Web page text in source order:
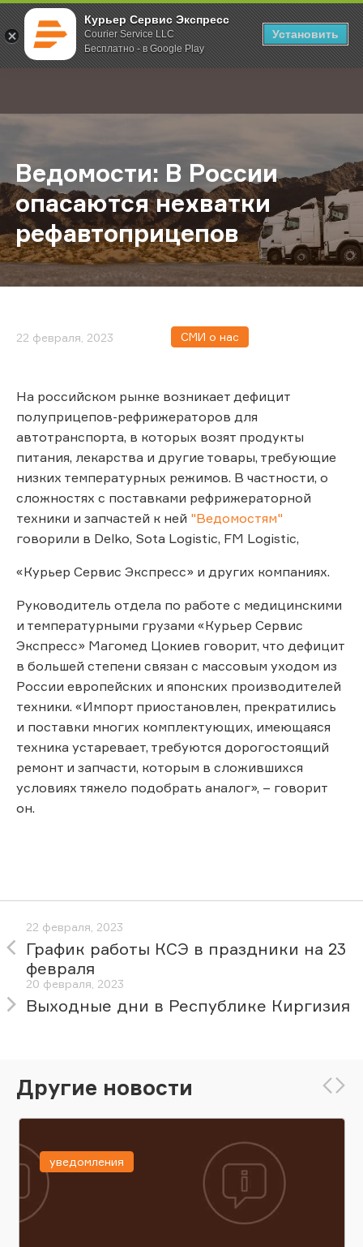
Курьер Сервис Экспресс
Courier Service LLC
Бесплатно - в Google Play
Установить
; Главная О компании Новости Ведомости: В России опасаются
Ведомости: В России
опасаются нехватки
рефавтоприцепов
22 февраля, 2023 СМИ о нас
На российском рынке возникает дефицит
полуприцепов-рефрижераторов для
автотранспорта, в которых возят продукты
питания, лекарства и другие товары, требующие
низких температурных режимов. В частности, о
сложностях с поставками рефрижераторной
техники и запчастей к ней "Ведомостям"
говорили в Delko, Sota Logistic, FM Logistic,
«Курьер Сервис Экспресс» и других компаниях.
Руководитель отдела по работе с медицинскими
и температурными грузами «Курьер Сервис
Экспресс» Магомед Цокиев говорит, что дефицит
в большей степени связан с массовым уходом из
России европейских и японских производителей
техники. «Импорт приостановлен, прекратились
и поставки многих комплектующих, имеющаяся
техника устаревает, требуются дорогостоящий
ремонт и запчасти, которым в сложившихся
условиях тяжело подобрать аналог», – говорит
он.
22 февраля, 2023
График работы КСЭ в праздники на 23
февраля
20 февраля, 2023
Выходные дни в Республике Киргизия
Другие новости
уведомления